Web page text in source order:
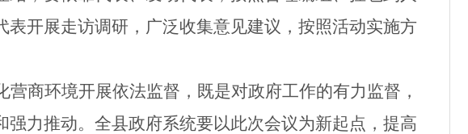
开展走访调研，广泛收集意见建议，按照活动实施方
商环境开展依法监督，既是对政府工作的有力监督，
强力推动。 全县政府系统要以此次会议为新起点，提高